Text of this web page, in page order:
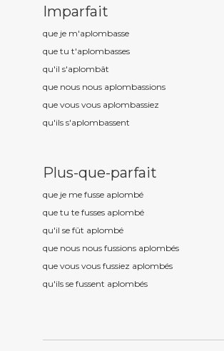
Imparfait
que je m'aplombasse
que tu t'aplombasses
qu'il s'aplombât
que nous nous aplombassions
que vous vous aplombassiez
qu'ils s'aplombassent
Plus-que-parfait
que je me fusse aplombé
que tu te fusses aplombé
qu'il se fût aplombé
que nous nous fussions aplombés
que vous vous fussiez aplombés
qu'ils se fussent aplombés